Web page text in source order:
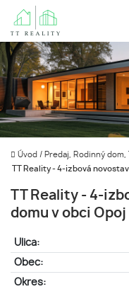
Úvod / Predaj, Rodinný dom,
TT Reality - 4-izbová
TT Reality - 4-
domu v obci Opoj
Ulica:
Obec:
Okres: